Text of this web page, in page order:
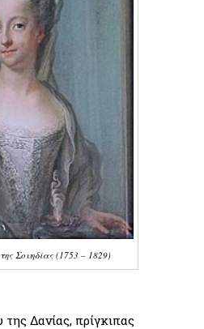
Σουηδίας (1753 – 1829)
Δανίας, πρίγκιπας